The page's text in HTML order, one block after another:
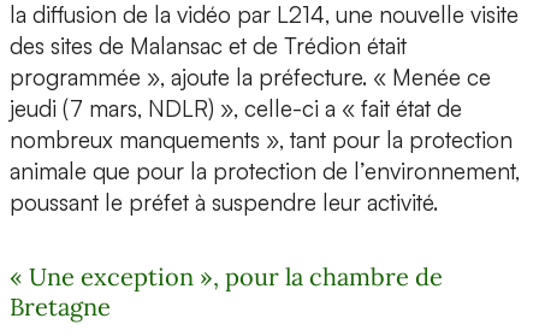
la diffusion de la vidéo par L214, une nouvelle visite
des sites de Malansac et de Trédion était
programmée », ajoute la préfecture. « Menée ce
jeudi (7 mars, NDLR) », celle-ci a « fait état de
nombreux manquements », tant pour la protection
animale que pour la protection de l’environnement,
poussant le préfet à suspendre leur activité.
« Une exception », pour la chambre de
Bretagne